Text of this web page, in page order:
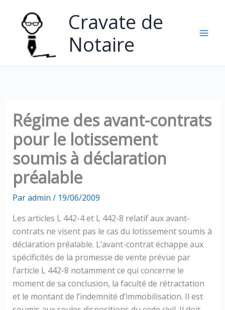
contenu
Cravate de
Notaire
Régime des avant-contrats
pour le lotissement
soumis à déclaration
préalable
Paradmin / 19/06/2009
Les articles L 442-4 et L 442-8 relatif aux avant-
contrats ne visent pas le cas du lotissement soumis à
déclaration préalable. L’avant-contrat échappe aux
spécificités de la promesse de vente prévue par
l’article L 442-8 notamment ce qui concerne le
moment de sa conclusion, la faculté de rétractation
et le montant de l’indemnité d’immobilisation. Il est